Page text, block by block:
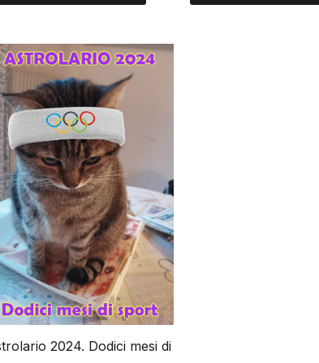
2024. Dodici mesi di